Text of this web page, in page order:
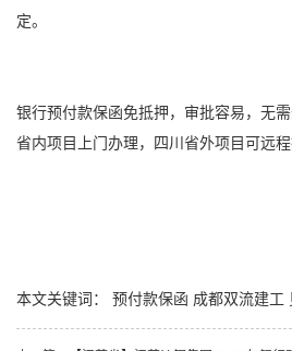
定。
银行预付款保函免抵押，审批容易，无
省内项目上门办理，四川省外项目可远程
本文关键词： 预付款保函 成都双流建工